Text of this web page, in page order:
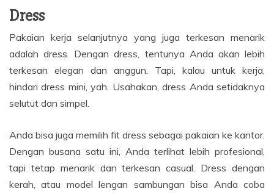
Dress
Pakaian kerja selanjutnya yang juga terkesan menarik
adalah dress. Dengan dress, tentunya Anda akan lebih
terkesan elegan dan anggun. Tapi, kalau untuk kerja,
hindari dress mini, yah. Usahakan, dress Anda setidaknya
selutut dan simpel.
Anda bisa juga memilih fit dress sebagai pakaian ke kantor.
Dengan busana satu ini, Anda terlihat lebih profesional,
tapi tetap menarik dan terkesan casual. Dress dengan
kerah, atau model lengan sambungan bisa Anda coba